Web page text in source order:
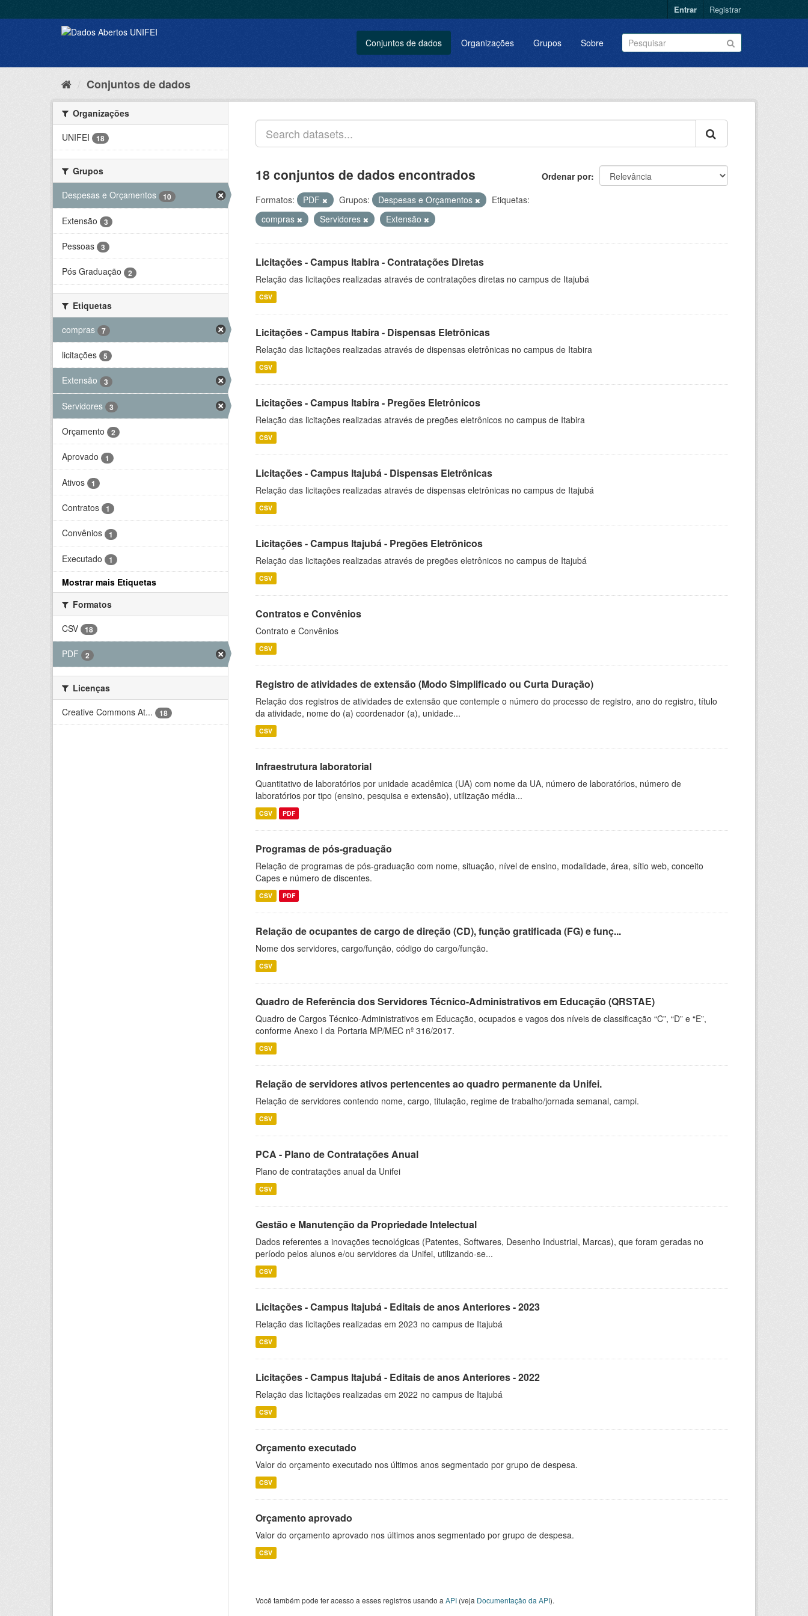
Entrar Registrar
Conjuntos de dados Organizações Grupos Sobre
Conjuntos de dados
Organizações
UNIFEI
18
Grupos
Despesas e Orçamentos
10
Extensão 3
Pessoas 3
Pós Graduação 2
Etiquetas
compras
7
licitações 5
Extensão 3
Servidores 3
Orçamento 2
Aprovado 1
Ativos 1
Contratos 1
Convênios 1
Executado 1
Mostrar mais Etiquetas
Formatos
CSV
18
PDF 2
Licenças
Creative Commons At...
18
Ordenar por
18 conjuntos de dados encontrados
Formatos: PDF Grupos: Despesas e Orçamentos
Etiquetas:
compras
Servidores Extensão
Licitações - Campus Itabira - Contratações Diretas
Relação das licitações realizadas através de contratações diretas no campus de Itajubá
CSV
Licitações - Campus Itabira - Dispensas Eletrônicas
Relação das licitações realizadas através de dispensas eletrônicas no campus de Itabira
CSV
Licitações - Campus Itabira - Pregões Eletrônicos
Relação das licitações realizadas através de pregões eletrônicos no campus de Itabira
CSV
Licitações - Campus Itajubá - Dispensas Eletrônicas
Relação das licitações realizadas através de dispensas eletrônicas no campus de Itajubá
CSV
Licitações - Campus Itajubá - Pregões Eletrônicos
Relação das licitações realizadas através de pregões eletrônicos no campus de Itajubá
CSV
Contratos e Convênios
Contrato e Convênios
CSV
Registro de atividades de extensão (Modo Simplificado ou Curta Duração)
Relação dos registros de atividades de extensão que contemple o número do processo de registro, ano do registro, título
da atividade, nome do (a) coordenador (a), unidade...
CSV
Infraestrutura laboratorial
Quantitativo de laboratórios por unidade acadêmica (UA) com nome da UA, número de laboratórios, número de
laboratórios por tipo (ensino, pesquisa e extensão), utilização média...
CSV PDF
Programas de pós-graduação
Relação de programas de pós-graduação com nome, situação, nível de ensino, modalidade, área, sítio web, conceito
Capes e número de discentes.
CSV PDF
Relação de ocupantes de cargo de direção (CD), função gratificada (FG) e funç...
Nome dos servidores, cargo/função, código do cargo/função.
CSV
Quadro de Referência dos Servidores Técnico-Administrativos em Educação (QRSTAE)
Quadro de Cargos Técnico-Administrativos em Educação, ocupados e vagos dos níveis de classificação “C”, “D” e “E”,
conforme Anexo I da Portaria MP/MEC nº 316/2017.
CSV
Relação de servidores ativos pertencentes ao quadro permanente da Unifei.
Relação de servidores contendo nome, cargo, titulação, regime de trabalho/jornada semanal, campi.
CSV
PCA - Plano de Contratações Anual
Plano de contratações anual da Unifei
CSV
Gestão e Manutenção da Propriedade Intelectual
Dados referentes a inovações tecnológicas (Patentes, Softwares, Desenho Industrial, Marcas), que foram geradas no
período pelos alunos e/ou servidores da Unifei, utilizando-se...
CSV
Licitações - Campus Itajubá - Editais de anos Anteriores - 2023
Relação das licitações realizadas em 2023 no campus de Itajubá
CSV
Licitações - Campus Itajubá - Editais de anos Anteriores - 2022
Relação das licitações realizadas em 2022 no campus de Itajubá
CSV
Orçamento executado
Valor do orçamento executado nos últimos anos segmentado por grupo de despesa.
CSV
Orçamento aprovado
Valor do orçamento aprovado nos últimos anos segmentado por grupo de despesa.
CSV
Você também pode ter acesso a esses registros usando a API (veja Documentação da API).